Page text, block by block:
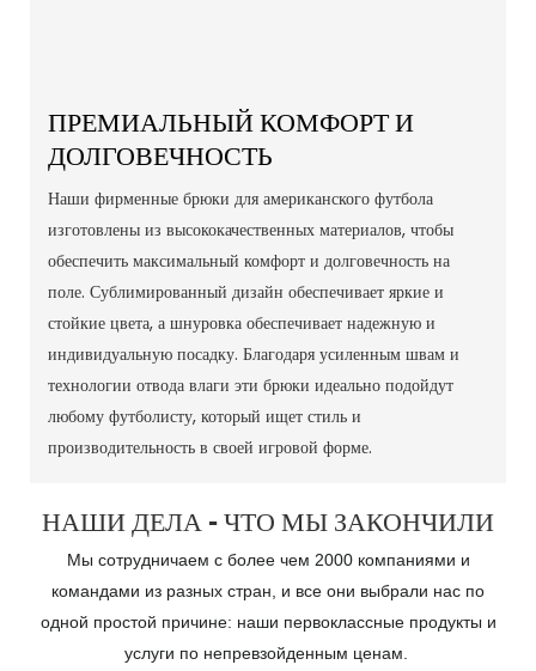
ПРЕМИАЛЬНЫЙ КОМФОРТ И
ДОЛГОВЕЧНОСТЬ
Наши фирменные брюки для американского футбола
изготовлены из высококачественных материалов, чтобы
обеспечить максимальный комфорт и долговечность на
поле. Сублимированный дизайн обеспечивает яркие и
стойкие цвета, а шнуровка обеспечивает надежную и
индивидуальную посадку. Благодаря усиленным швам и
технологии отвода влаги эти брюки идеально подойдут
любому футболисту, который ищет стиль и
производительность в своей игровой форме.
НАШИ ДЕЛА - ЧТО МЫ ЗАКОНЧИЛИ
Мы сотрудничаем с более чем 2000 компаниями и
командами из разных стран, и все они выбрали нас по
одной простой причине: наши первоклассные продукты и
услуги по непревзойденным ценам.